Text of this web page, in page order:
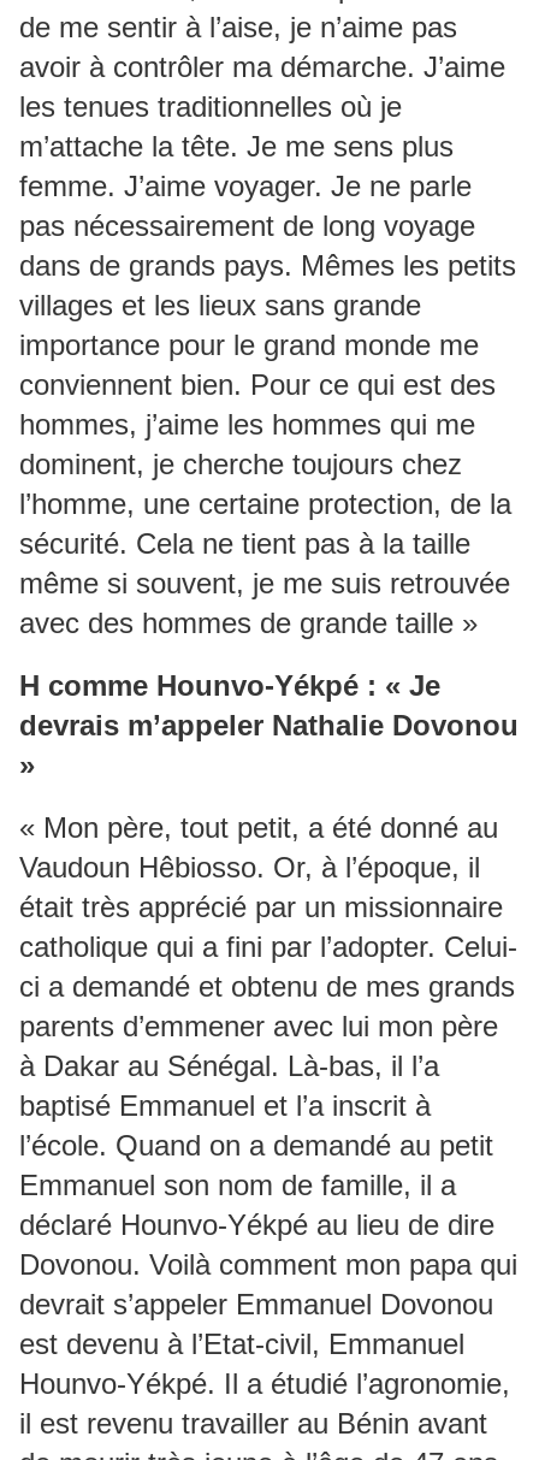
de me sentir à l’aise, je n’aime pas
avoir à contrôler ma démarche. J’aime
les tenues traditionnelles où je
m’attache la tête. Je me sens plus
femme. J’aime voyager. Je ne parle
pas nécessairement de long voyage
dans de grands pays. Mêmes les petits
villages et les lieux sans grande
importance pour le grand monde me
conviennent bien. Pour ce qui est des
hommes, j’aime les hommes qui me
dominent, je cherche toujours chez
l’homme, une certaine protection, de la
sécurité. Cela ne tient pas à la taille
même si souvent, je me suis retrouvée
avec des hommes de grande taille »
H comme Hounvo-Yékpé : « Je
devrais m’appeler Nathalie Dovonou
»
« Mon père, tout petit, a été donné au
Vaudoun Hêbiosso. Or, à l’époque, il
était très apprécié par un missionnaire
catholique qui a fini par l’adopter. Celui-
ci a demandé et obtenu de mes grands
parents d’emmener avec lui mon père
à Dakar au Sénégal. Là-bas, il l’a
baptisé Emmanuel et l’a inscrit à
l’école. Quand on a demandé au petit
Emmanuel son nom de famille, il a
déclaré Hounvo-Yékpé au lieu de dire
Dovonou. Voilà comment mon papa qui
devrait s’appeler Emmanuel Dovonou
est devenu à l’Etat-civil, Emmanuel
Hounvo-Yékpé. Il a étudié l’agronomie,
il est revenu travailler au Bénin avant